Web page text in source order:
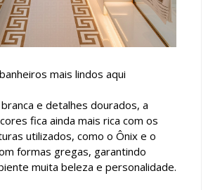
mais lindos aqui
e detalhes dourados, a
fica ainda mais rica com os
utilizados, como o Ônix e o
formas gregas, garantindo
muita beleza e personalidade.